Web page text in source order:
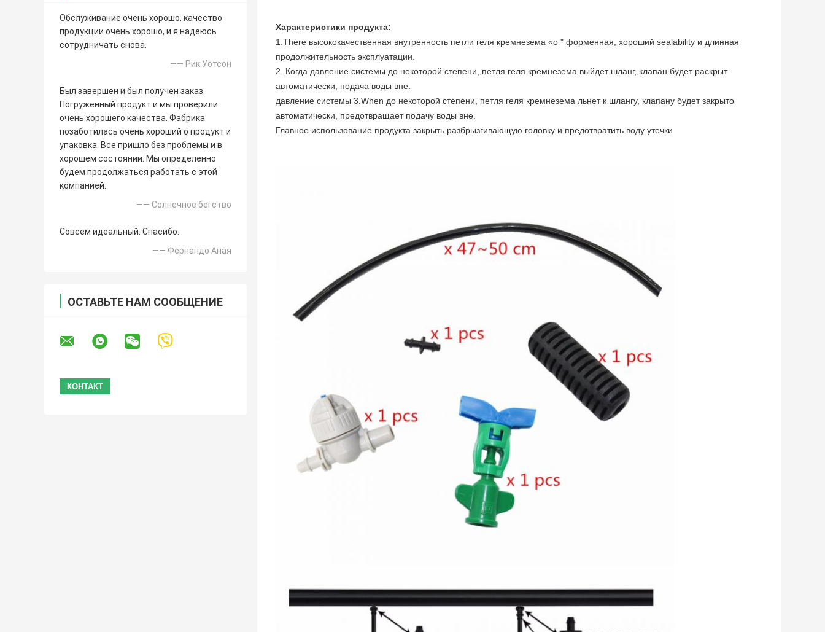
Обслуживание очень хорошо, качество
продукции очень хорошо, и я надеюсь
сотрудничать снова.
—— Рик Уотсон
Был завершен и был получен заказ.
Погруженный продукт и мы проверили
очень хорошего качества. Фабрика
позаботилась очень хороший о продукт и
упаковка. Все пришло без проблемы и в
хорошем состоянии. Мы определенно
будем продолжаться работать с этой
компанией.
—— Солнечное бегство
Совсем идеальный. Спасибо.
—— Фернандо Аная
ОСТАВЬТЕ НАМ СООБЩЕНИЕ
Характеристики продукта:
1.There высококачественная внутренность петли геля кремнезема «o " форменная, хороший sealability и длинная
продолжительность эксплуатации.
2. Когда давление системы до некоторой степени, петля геля кремнезема выйдет шланг, клапан будет раскрыт
автоматически, подача воды вне.
давление системы 3.When до некоторой степени, петля геля кремнезема льнет к шлангу, клапану будет закрыто
автоматически, предотвращает подачу воды вне.
Главное использование продукта закрыть разбрызгивающую головку и предотвратить воду утечки